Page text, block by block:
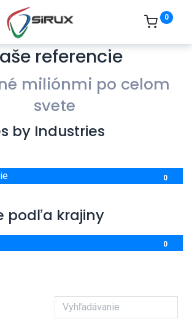
0
referencie
miliónmi po celom
svete
by Industries
0
podľa krajiny
0